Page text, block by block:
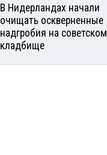
В Нидерландах начали
очищать оскверненные
надгробия на советском
кладбище